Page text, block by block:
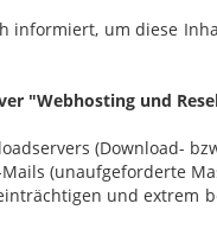
informiert, um diese
"Webhosting und
(Download-
Mails (unaufgeforderte
und extrem